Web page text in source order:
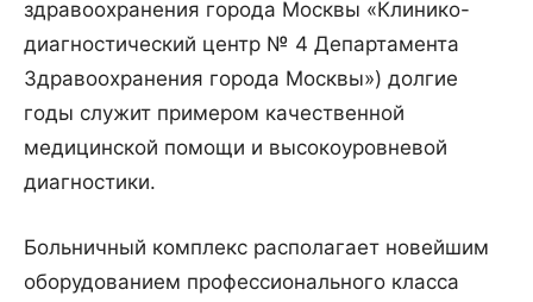
здравоохранения города Москвы «Клинико-
диагностический центр № 4 Департамента
Здравоохранения города Москвы») долгие
годы служит примером качественной
медицинской помощи и высокоуровневой
диагностики.
Больничный комплекс располагает новейшим
оборудованием профессионального класса